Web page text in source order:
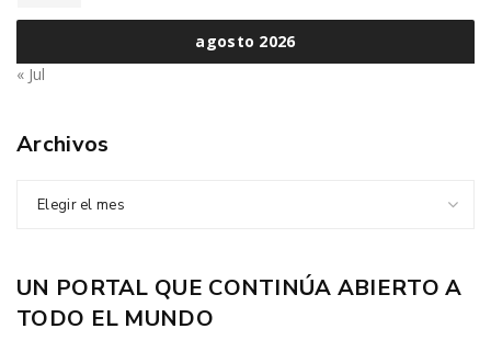
agosto 2026
« Jul
Archivos
Elegir el mes
UN PORTAL QUE CONTINÚA ABIERTO A
TODO EL MUNDO